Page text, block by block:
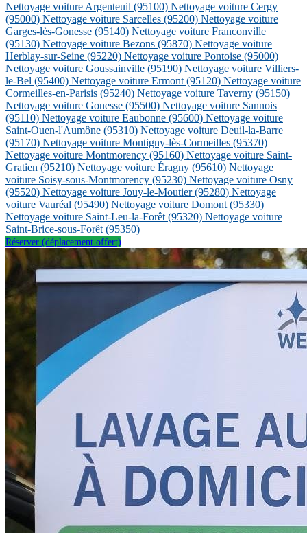
Nettoyage voiture Argenteuil (95100) Nettoyage voiture Cergy
(95000) Nettoyage voiture Sarcelles (95200) Nettoyage voiture
Garges-lès-Gonesse (95140) Nettoyage voiture Franconville
(95130) Nettoyage voiture Bezons (95870) Nettoyage voiture
Herblay-sur-Seine (95220) Nettoyage voiture Pontoise (95000)
Nettoyage voiture Goussainville (95190) Nettoyage voiture Villiers-
le-Bel (95400) Nettoyage voiture Ermont(95120) Nettoyage voiture
Cormeilles-en-Parisis (95240) Nettoyage voiture Taverny (95150)
Nettoyage voiture Gonesse (95500) Nettoyage voiture Sannois
(95110) Nettoyage voiture Eaubonne (95600) Nettoyage voiture
Saint-Ouen-l'Aumône (95310) Nettoyage voiture Deuil-la-Barre
(95170) Nettoyage voiture Montigny-lès-Cormeilles (95370)
Nettoyage voiture Montmorency (95160) Nettoyage voiture Saint-
Gratien (95210) Nettoyage voiture Éragny (95610) Nettoyage
voiture Soisy-sous-Montmorency (95230) Nettoyage voiture Osny
(95520) Nettoyage voiture Jouy-le-Moutier(95280) Nettoyage
voiture Vauréal (95490) Nettoyage voiture Domont(95330)
Nettoyage voiture Saint-Leu-la-Forêt(95320) Nettoyage voiture
Saint-Brice-sous-Forêt(95350)
Réserver (déplacement offert)